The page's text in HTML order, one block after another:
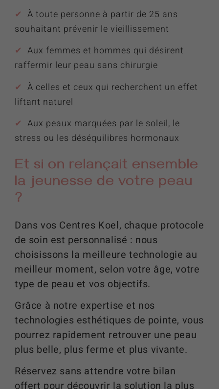
✔︎ À toute personne à partir de 25 ans
souhaitant prévenir le vieillissement
✔︎ Aux femmes et hommes qui désirent
raffermir leur peau sans chirurgie
✔︎ À celles et ceux qui recherchent un effet
liftant naturel
✔︎ Aux peaux marquées par le soleil, le
stress ou les déséquilibres hormonaux
Et si on relançait ensemble
la jeunesse de votre peau
?
Dans vos Centres Koel, chaque protocole
de soin est personnalisé : nous
choisissons la meilleure technologie au
meilleur moment, selon votre âge, votre
type de peau et vos objectifs.
Grâce à notre expertise et nos
technologies esthétiques de pointe, vous
pourrez rapidement retrouver une peau
plus belle, plus ferme et plus vivante.
Réservez sans attendre votre bilan
offert pour découvrir la solution la plus